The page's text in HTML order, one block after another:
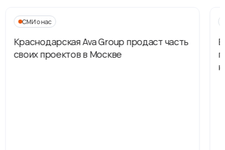
СМИ о нас
Краснодарская Ava Group продаст часть
своих проектов в Москве